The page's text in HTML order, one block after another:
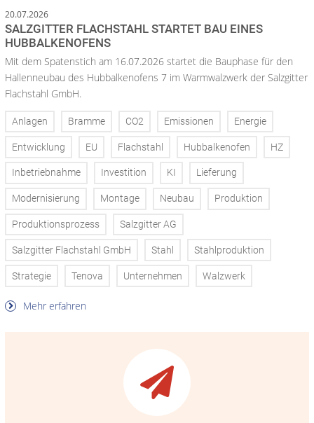
20.07.2026
SALZGITTER FLACHSTAHL STARTET BAU EINES
HUBBALKENOFENS
Mit dem Spatenstich am 16.07.2026 startet die Bauphase für den
Hallenneubau des Hubbalkenofens 7 im Warmwalzwerk der Salzgitter
Flachstahl GmbH.
Anlagen Bramme CO2 Emissionen Energie
Entwicklung EU Flachstahl Hubbalkenofen HZ
Inbetriebnahme Investition KI Lieferung
Modernisierung Montage Neubau Produktion
Produktionsprozess Salzgitter AG
Salzgitter Flachstahl GmbH Stahl Stahlproduktion
Strategie Tenova Unternehmen Walzwerk
Mehr erfahren